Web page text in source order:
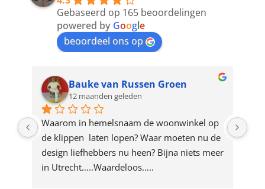
product
Gebaseerd op 165 beoordelingen
powered by Google
beoordeel ons op
Bauke van Russen Groen
12 maanden geleden
Waarom in hemelsnaam de woonwinkel op
de klippen  laten lopen? Waar moeten nu de
design liefhebbers nu heen? Bijna niets meer
in Utrecht…..Waardeloos…..